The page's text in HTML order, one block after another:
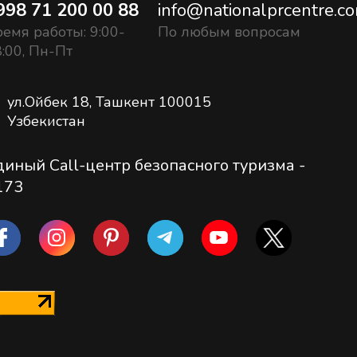
71 200 00 88
работы: 9:00-
Пн-Пт
По любым вопросам
ул.Ойбек 18, Ташкент 100015
Узбекистан
Call-центр безопасного туризма -